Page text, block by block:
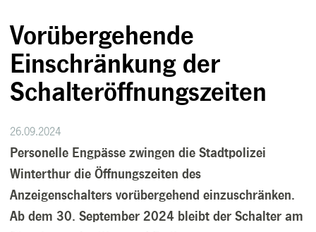
Vorübergehende
Einschränkung der
Schalteröffnungszeiten
26.09.2024
Personelle Engpässe zwingen die Stadtpolizei
Winterthur die Öffnungszeiten des
Anzeigenschalters vorübergehend einzuschränken.
Ab dem 30. September 2024 bleibt der Schalter am